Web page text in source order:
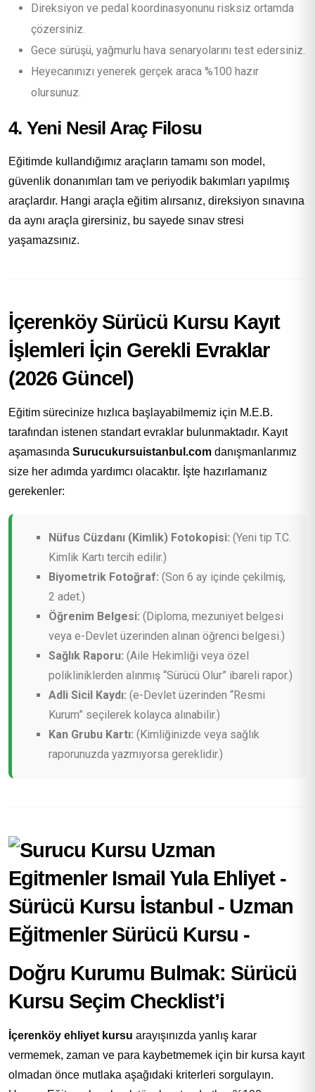
Direksiyon ve pedal koordinasyonunu risksiz ortamda
çözersiniz.
Gece sürüşü, yağmurlu hava senaryolarını test edersiniz.
Heyecanınızı yenerek gerçek araca %100 hazır
olursunuz.
4. Yeni Nesil Araç Filosu
Eğitimde kullandığımız araçların tamamı son model,
güvenlik donanımları tam ve periyodik bakımları yapılmış
araçlardır. Hangi araçla eğitim alırsanız, direksiyon sınavına
da aynı araçla girersiniz, bu sayede sınav stresi
yaşamazsınız.
İçerenköy Sürücü Kursu Kayıt
İşlemleri İçin Gerekli Evraklar
(2026 Güncel)
Eğitim sürecinize hızlıca başlayabilmemiz için M.E.B.
tarafından istenen standart evraklar bulunmaktadır. Kayıt
aşamasında Surucukursuistanbul.com danışmanlarımız
size her adımda yardımcı olacaktır. İşte hazırlamanız
gerekenler:
Nüfus Cüzdanı (Kimlik) Fotokopisi: (Yeni tip T.C.
Kimlik Kartı tercih edilir.)
Biyometrik Fotoğraf: (Son 6 ay içinde çekilmiş,
2 adet.)
Öğrenim Belgesi: (Diploma, mezuniyet belgesi
veya e-Devlet üzerinden alınan öğrenci belgesi.)
Sağlık Raporu: (Aile Hekimliği veya özel
polikliniklerden alınmış “Sürücü Olur” ibareli rapor.)
Adli Sicil Kaydı: (e-Devlet üzerinden “Resmi
Kurum” seçilerek kolayca alınabilir.)
Kan Grubu Kartı: (Kimliğinizde veya sağlık
raporunuzda yazmıyorsa gereklidir.)
Doğru Kurumu Bulmak: Sürücü
Kursu Seçim Checklist’i
İçerenköy ehliyet kursu arayışınızda yanlış karar
vermemek, zaman ve para kaybetmemek için bir kursa kayıt
olmadan önce mutlaka aşağıdaki kriterleri sorgulayın.